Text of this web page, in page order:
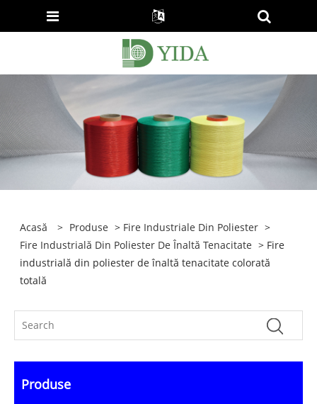
Acasă > Produse > Fire Industriale Din Poliester >
Fire Industrială Din Poliester De Înaltă Tenacitate > Fire
industrială din poliester de înaltă tenacitate colorată
totală
Produse